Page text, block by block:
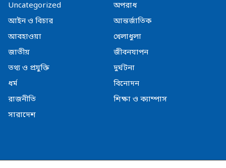
Uncategorized
অপরাধ
আইন ও বিচার
আন্তর্জাতিক
আবহাওয়া
খেলাধুলা
জাতীয়
জীবনযাপন
তথ্য ও প্রযুক্তি
দুর্ঘটনা
ধর্ম
বিনোদন
রাজনীতি
শিক্ষা ও ক্যাম্পাস
সারাদেশ